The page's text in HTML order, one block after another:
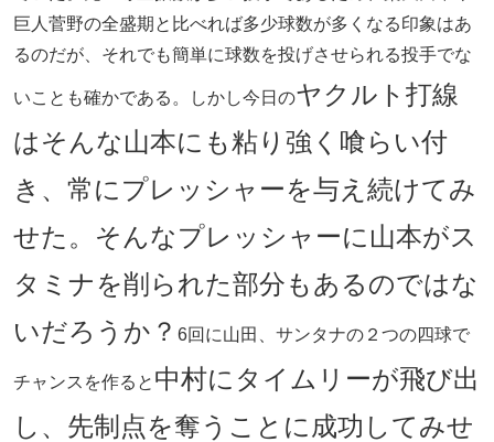
巨人菅野の全盛期と比べれば多少球数が多くなる印象はあ
るのだが、それでも簡単に球数を投げさせられる投手でな
いことも確かである。しかし今日のヤクルト打線
はそんな山本にも粘り強く喰らい付
き、常にプレッシャーを与え続けてみ
せた。そんなプレッシャーに山本がス
タミナを削られた部分もあるのではな
いだろうか？ 6回に山田、サンタナの２つの四球で
チャンスを作ると 中村にタイムリーが飛び出
し、先制点を奪うことに成功してみせ